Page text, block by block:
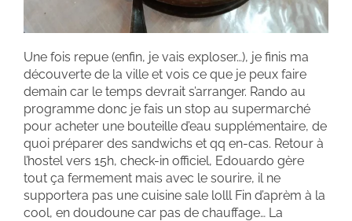
Une fois repue (enfin, je vais exploser…), je finis ma
découverte de la ville et vois ce que je peux faire
demain car le temps devrait s’arranger. Rando au
programme donc je fais un stop au supermarché
pour acheter une bouteille d’eau supplémentaire, de
quoi préparer des sandwichs et qq en-cas. Retour à
l’hostel vers 15h, check-in officiel, Edouardo gère
tout ça fermement mais avec le sourire, il ne
supportera pas une cuisine sale lolll Fin d’aprèm à la
cool, en doudoune car pas de chauffage… La